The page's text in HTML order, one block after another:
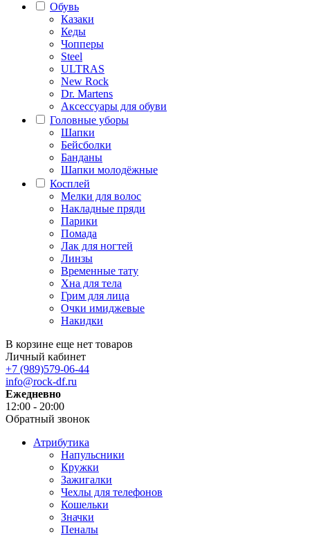
Обувь
Казаки
Кеды
Чопперы
Steel
ULTRAS
New Rock
Dr. Martens
Аксессуары для обуви
Головные уборы
Шапки
Бейсболки
Банданы
Шапки молодёжные
Косплей
Мелки для волос
Накладные пряди
Парики
Помада
Лак для ногтей
Линзы
Временные тату
Хна для тела
Грим для лица
Очки имиджевые
Накидки
В корзине еще нет товаров
Личный кабинет
+7 (989)579-06-44
info@rock-df.ru
Ежедневно
12:00 - 20:00
Обратный звонок
Атрибутика
Напульсники
Кружки
Зажигалки
Чехлы для телефонов
Кошельки
Значки
Пеналы